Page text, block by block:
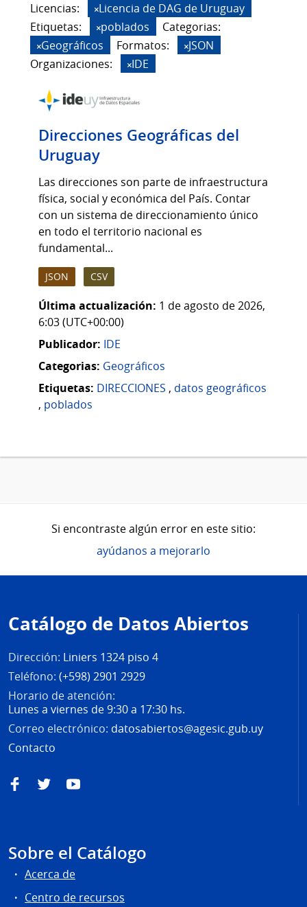
Licencias:
Licencia de DAG de Uruguay
Etiquetas:
poblados
Categorias:
Geográficos
Formatos:
JSON
Organizaciones:
IDE
Direcciones Geográficas del
Uruguay
Las direcciones son parte de infraestructura
física, social y económica del País. Contar
con un sistema de direccionamiento único
en todo el territorio nacional es
fundamental...
JSON CSV
Última actualización: 1 de agosto de 2026,
6:03 (UTC+00:00)
Publicador: IDE
Categorias: Geográficos
Etiquetas: DIRECCIONES , datos geográficos
, poblados
Si encontraste algún error en este sitio:
ayúdanos a mejorarlo
de
página
Catálogo de Datos Abiertos
Dirección: Liniers 1324 piso 4
Teléfono: (+598) 2901 2929
Horario de atención:
Lunes a viernes de 9:30 a 17:30 hs.
Correo electrónico: datosabiertos@agesic.gub.uy
Contacto
FacebookTwitterYouTube
Sobre el Catálogo
Acerca de
Centro de recursos